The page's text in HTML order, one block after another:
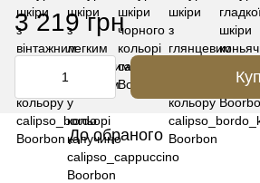
3 219 грн
До обраного